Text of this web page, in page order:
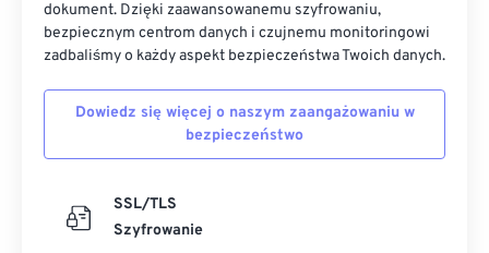
dokument. Dzięki zaawansowanemu szyfrowaniu,
bezpiecznym centrom danych i czujnemu monitoringowi
zadbaliśmy o każdy aspekt bezpieczeństwa Twoich danych.
Dowiedz się więcej o naszym zaangażowaniu w
bezpieczeństwo
SSL/TLS
Szyfrowanie